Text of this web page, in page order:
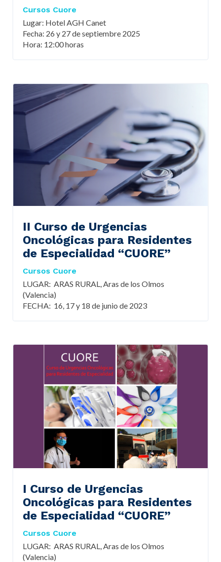
Cursos Cuore
Lugar: Hotel AGH Canet
Fecha: 26 y 27 de septiembre 2025
Hora: 12:00 horas
II Curso de Urgencias
Oncológicas para Residentes
de Especialidad “CUORE”
Cursos Cuore
LUGAR: ARAS RURAL, Aras de los Olmos
(Valencia)
FECHA: 16, 17 y 18 de junio de 2023
I Curso de Urgencias
Oncológicas para Residentes
de Especialidad “CUORE”
Cursos Cuore
LUGAR: ARAS RURAL, Aras de los Olmos
(Valencia)